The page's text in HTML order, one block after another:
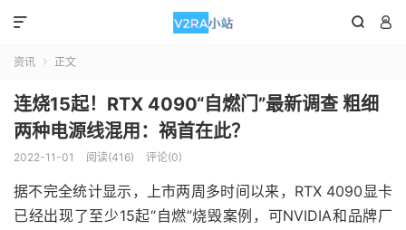
 

资讯  正文
连烧15起！RTX 4090“自燃门”最新调查 粗细
两种电源线混用：祸首在此？
2022-11-01 阅读(416) 评论(0)
据不完全统计显示，上市两周多时间以来，RTX 4090显卡
已经出现了至少15起“自燃”烧毁案例，可NVIDIA和品牌厂